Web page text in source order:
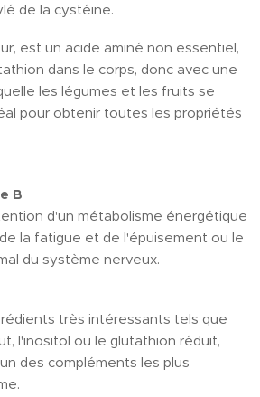
de la cystéine.
est un acide aminé non essentiel,
dans le corps, donc avec une
les légumes et les fruits se
pour obtenir toutes les propriétés
B
d'un métabolisme énergétique
la fatigue et de l'épuisement ou le
du système nerveux.
très intéressants tels que
l'inositol ou le glutathion réduit,
des compléments les plus